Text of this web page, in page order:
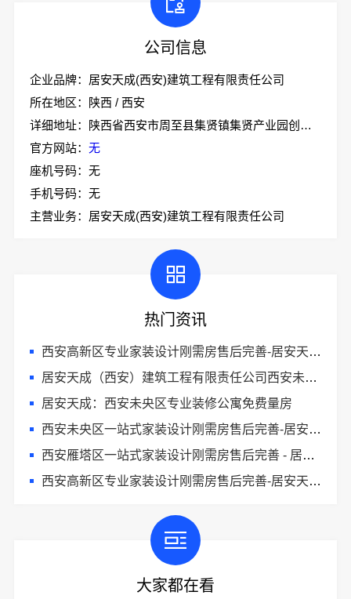
公司信息
企业品牌：居安天成(西安)建筑工程有限责任公司
所在地区：陕西 / 西安
详细地址：陕西省西安市周至县集贤镇集贤产业园创业大道18号办公大楼一层
官方网站： 无
座机号码：无
手机号码：无
主营业务：居安天成(西安)建筑工程有限责任公司
热门资讯
西安高新区专业家装设计刚需房售后完善-居安天成（西安）建筑工程有限责任公司
居安天成（西安）建筑工程有限责任公司西安未央区一站式家装设计
居安天成：西安未央区专业装修公寓免费量房
西安未央区一站式家装设计刚需房售后完善-居安天成（西安）建筑工程有限责任公司
西安雁塔区一站式家装设计刚需房售后完善 - 居安天成（西安）建筑工程有限责任公司
西安高新区专业家装设计刚需房售后完善-居安天成（西安）建筑工程有限责任公司
大家都在看